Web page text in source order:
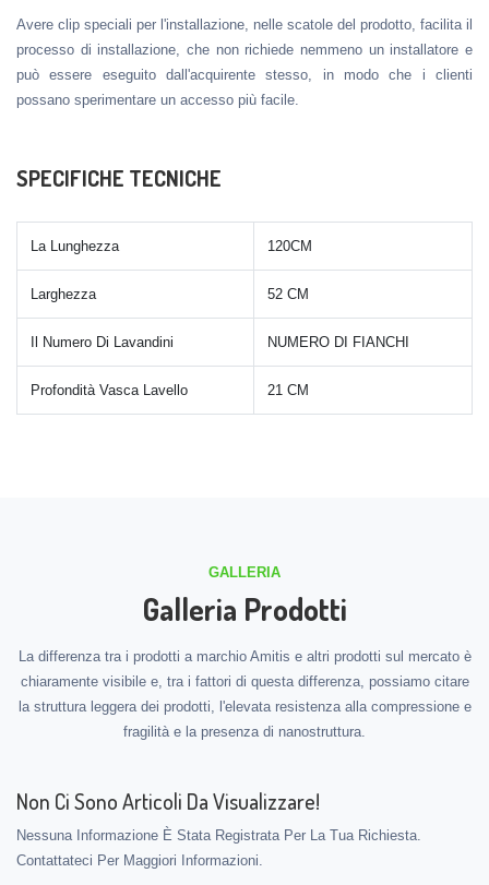
Avere clip speciali per l'installazione, nelle scatole del prodotto, facilita il
processo di installazione, che non richiede nemmeno un installatore e
può essere eseguito dall'acquirente stesso, in modo che i clienti
possano sperimentare un accesso più facile.
SPECIFICHE TECNICHE
La Lunghezza 120CM
Larghezza 52 CM
Il Numero Di Lavandini NUMERO DI FIANCHI
Profondità Vasca Lavello 21 CM
GALLERIA
Galleria Prodotti
La differenza tra i prodotti a marchio Amitis e altri prodotti sul mercato è
chiaramente visibile e, tra i fattori di questa differenza, possiamo citare
la struttura leggera dei prodotti, l'elevata resistenza alla compressione e
fragilità e la presenza di nanostruttura.
Non Ci Sono Articoli Da Visualizzare!
Nessuna Informazione È Stata Registrata Per La Tua Richiesta.
Contattateci Per Maggiori Informazioni.